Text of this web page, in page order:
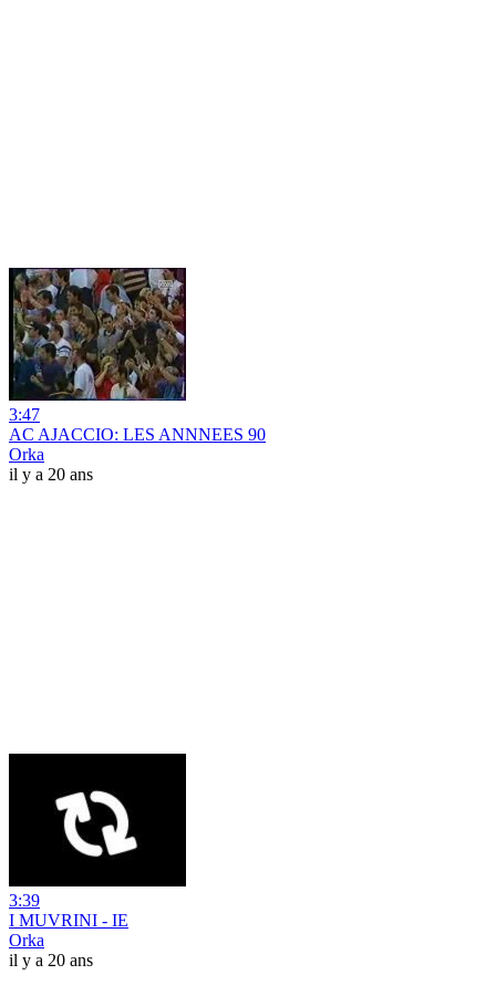
3:47
AC AJACCIO: LES ANNNEES 90
Orka
il y a 20 ans
3:39
I MUVRINI - IE
Orka
il y a 20 ans